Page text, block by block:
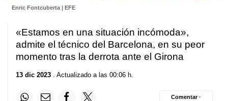
Enric Fontcuberta | EFE
«Estamos en una situación incómoda»,
admite el técnico del Barcelona, en su peor
momento tras la derrota ante el Girona
13 dic 2023 . Actualizado a las 00:06 h.
Comentar ·